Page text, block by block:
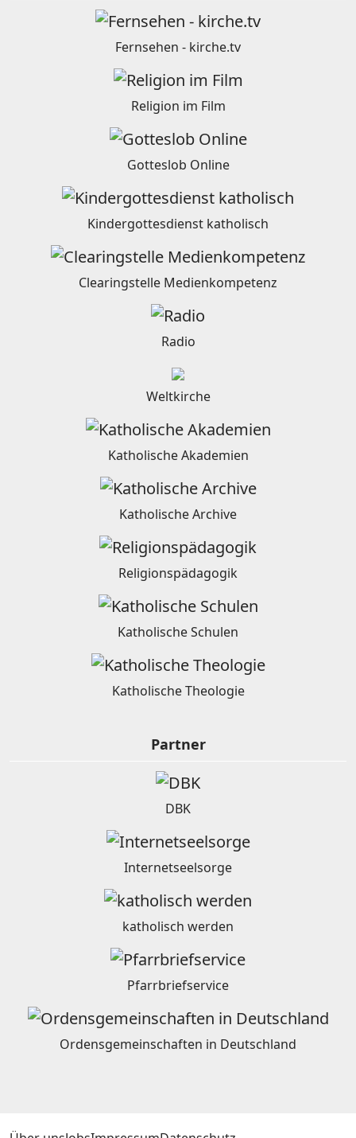
Fernsehen - kirche.tv
Religion im Film
Gotteslob Online
Kindergottesdienst katholisch
Clearingstelle Medienkompetenz
Radio
Weltkirche
Katholische Akademien
Katholische Archive
Religionspädagogik
Katholische Schulen
Katholische Theologie
Partner
DBK
Internetseelsorge
katholisch werden
Pfarrbriefservice
Ordensgemeinschaften in Deutschland